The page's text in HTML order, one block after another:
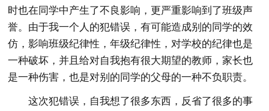
时也在同学中产生了不良影响，更严重影响到了班级声
誉。由于我一个人的犯错误，有可能造成别的同学的效
仿，影响班级纪律性，年级纪律性，对学校的纪律也是
一种破坏，并且给对自我抱有很大期望的教师，家长也
是一种伤害，也是对别的同学的父母的一种不负职责。
这次犯错误，自我想了很多东西，反省了很多的事